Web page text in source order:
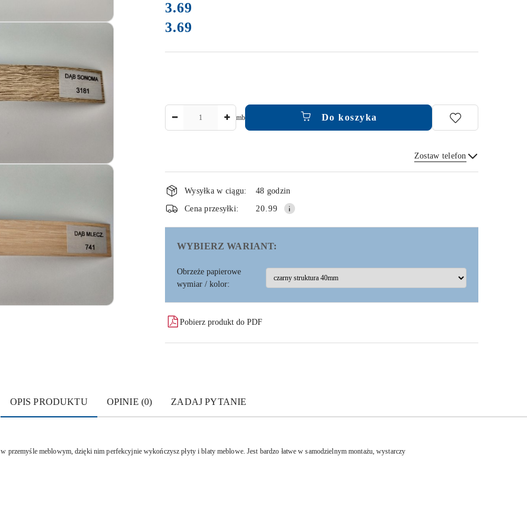
cena:
3.69
Cena:
3.69
mb Do koszyka
Zostaw telefon
Wyślij
Dostępność
i
dostawa
Wysyłka w ciągu:
48 godzin
Cena przesyłki:
20.99
WYBIERZ WARIANT:
Obrzeże papierowe
wymiar / kolor:
Pobierz produkt do PDF
OPIS PRODUKTU OPINIE (0) ZADAJ PYTANIE
przemyśle meblowym, dzięki nim perfekcyjnie wykończysz płyty i blaty meblowe. Jest bardzo łatwe w samodzielnym montażu, wystarczy